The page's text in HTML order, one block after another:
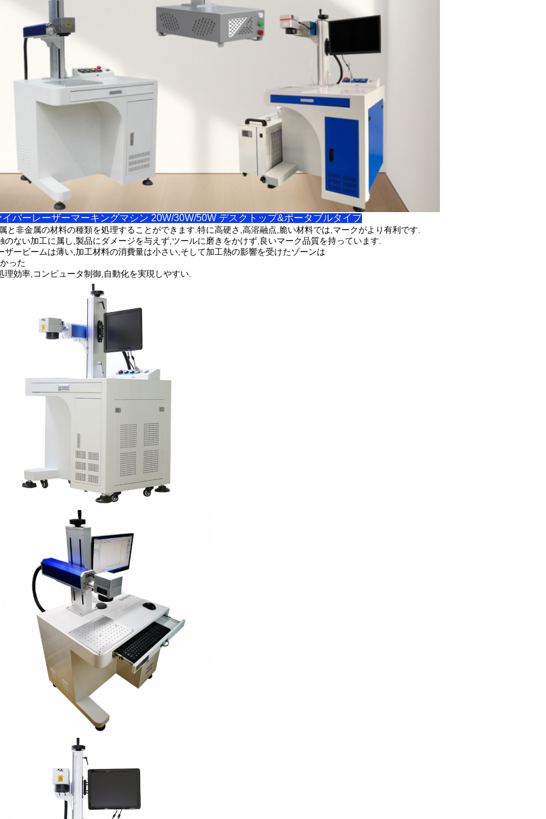
イバーレーザーマーキングマシン 20W/30W/50W デスクトップ&ポータブルタイプ
と非金属の材料の種類を処理することができます.特に高硬さ,高溶融点,脆い材料では,マークがより有利です.
のない加工に属し,製品にダメージを与えず,ツールに磨きをかけず,良いマーク品質を持っています.
ザービームは薄い,加工材料の消費量は小さい,そして加工熱の影響を受けたゾーンは
った
理効率,コンピュータ制御,自動化を実現しやすい.